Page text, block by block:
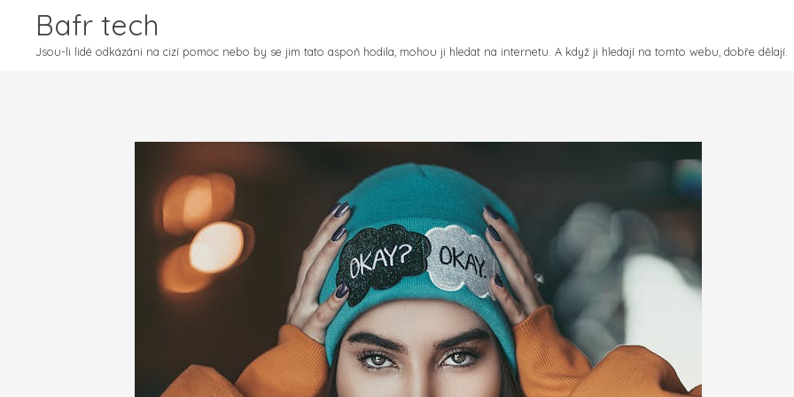
Bafr tech
Jsou-li lidé odkázáni na cizí pomoc nebo by se jim tato aspoň hodila, mohou ji hledat na internetu. A když ji hledají na tomto webu, dobře dělají.